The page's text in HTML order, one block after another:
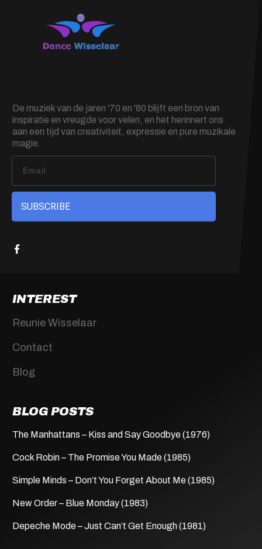
De muziek van de jaren '70 en '80 blijft een bron van
inspiratie en vreugde voor velen, en het herinnert ons
aan een tijd van creativiteit, expressie en pure muzikale
magie.
SUBSCRIBE
INTEREST
Reunie Wisselaar
Contact
Blog
BLOG POSTS
The Manhattans – Kiss and Say Goodbye (1976)
Cock Robin – The Promise You Made (1985)
Simple Minds – Don’t You Forget About Me (1985)
New Order – Blue Monday (1983)
Depeche Mode – Just Can’t Get Enough (1981)